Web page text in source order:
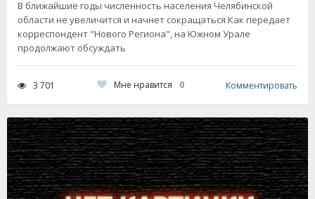
В ближайшие годы численность населения Челябинской
области не увеличится и начнет сокращаться Как передает
корреспондент "Нового Региона", на Южном Урале
продолжают обсуждать
3 701 Мне нравится 0 Комментировать